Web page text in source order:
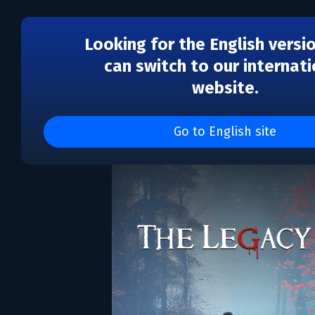
Looking for the English
can switch to our
website.
Go to English site
The Legacy